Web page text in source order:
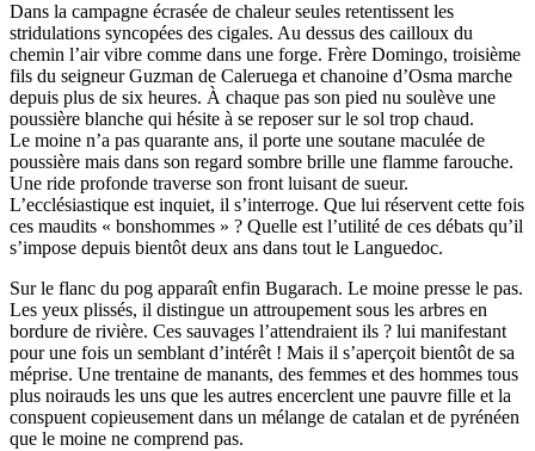
Dans la campagne écrasée de chaleur seules retentissent les
stridulations syncopées des cigales. Au dessus des cailloux du
chemin l’air vibre comme dans une forge. Frère Domingo, troisième
fils du seigneur Guzman de Caleruega et chanoine d’Osma marche
depuis plus de six heures. À chaque pas son pied nu soulève une
poussière blanche qui hésite à se reposer sur le sol trop chaud.
Le moine n’a pas quarante ans, il porte une soutane maculée de
poussière mais dans son regard sombre brille une flamme farouche.
Une ride profonde traverse son front luisant de sueur.
L’ecclésiastique est inquiet, il s’interroge. Que lui réservent cette fois
ces maudits « bonshommes » ? Quelle est l’utilité de ces débats qu’il
s’impose depuis bientôt deux ans dans tout le Languedoc.
Sur le flanc du pog apparaît enfin Bugarach. Le moine presse le pas.
Les yeux plissés, il distingue un attroupement sous les arbres en
bordure de rivière. Ces sauvages l’attendraient ils ? lui manifestant
pour une fois un semblant d’intérêt ! Mais il s’aperçoit bientôt de sa
méprise. Une trentaine de manants, des femmes et des hommes tous
plus noirauds les uns que les autres encerclent une pauvre fille et la
conspuent copieusement dans un mélange de catalan et de pyrénéen
que le moine ne comprend pas.